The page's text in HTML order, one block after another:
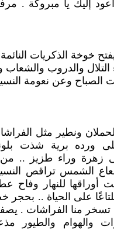
إليك يا مبروكة .
خوخة الذكريات
والدروب
الصباح وعن نعومة
ونطير مثل
ورده برية شذت
زهرة وراء طزيز ..
الشمس تراقص
للنهار وفاح
على الحياة .. بحجر
منا الفراشات .
والهوام والطيور